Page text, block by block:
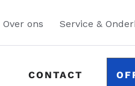
Over ons Service &
CONTACT